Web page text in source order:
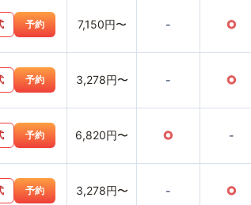
予約 7,150円〜 - ○
予約 3,278円〜 - ○
予約 6,820円〜 ○ -
予約 3,278円〜 - ○